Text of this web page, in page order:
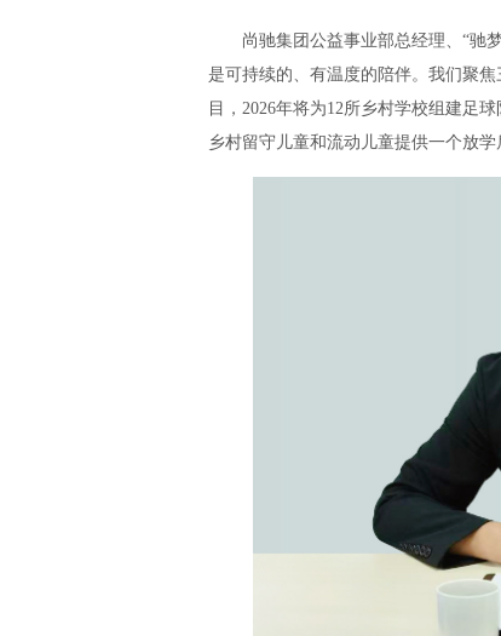
尚驰集团公益事业部总经理、“驰
是可持续的、有温度的陪伴。我们聚
目，2026年将为12所乡村学校组建足
乡村留守儿童和流动儿童提供一个放学